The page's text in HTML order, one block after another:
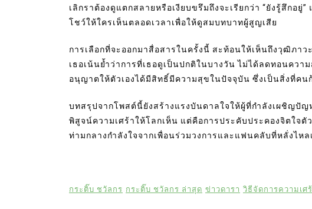
เลิกราต้องดูแตกสลายหรือเงียบขรึมถึงจะเรียกว่า “ยังรู้สึกอยู่
โชว์ให้ใครเห็นตลอดเวลาเพื่อให้ดูสมบทบาทผู้สูญเสีย
การเลือกที่จะออกมาสื่อสารในครั้งนี้ สะท้อนให้เห็นถึงวุฒิภา
เธอเน้นย้ำว่าการที่เธอดูเป็นปกติในบางวัน ไม่ได้ลดทอนคว
อนุญาตให้ตัวเองได้มีสิทธิ์มีความสุขในปัจจุบัน ซึ่งเป็นสิ่งที่ค
บทสรุปจากโพสต์นี้ยังสร้างแรงบันดาลใจให้ผู้ที่กำลังเผชิญปัญ
พิสูจน์ความเศร้าให้โลกเห็น แต่คือการประคับประคองจิตใจตั
ท่ามกลางกำลังใจจากเพื่อนร่วมวงการและแฟนคลับที่หลั่งไหล
กระติ๊บ ชวัลกร กระติ๊บ ชวัลกร ล่าสุด ข่าวดารา วิธีจัดการความเศ